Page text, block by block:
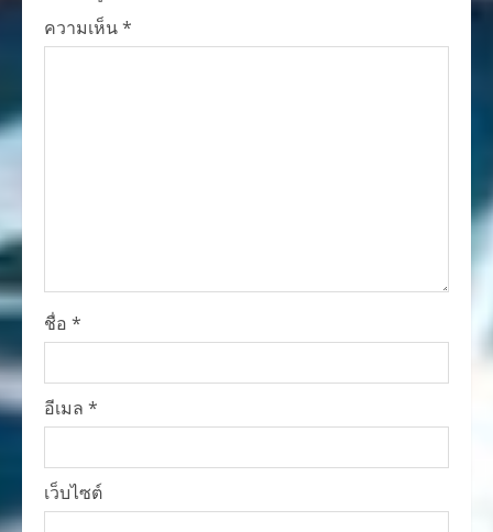
ความเห็น*
ชื่อ *
อีเมล *
เว็บไซต์